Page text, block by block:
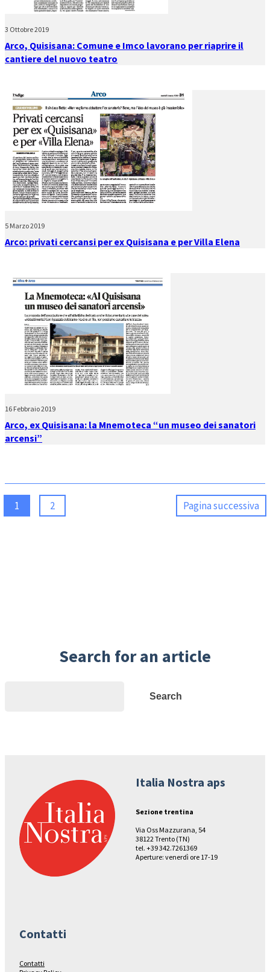
3 Ottobre 2019
Arco, Quisisana: Comune e Imco lavorano per riaprire il
cantiere del nuovo teatro
5 Marzo 2019
Arco: privati cercansi per ex Quisisana e per Villa Elena
16 Febbraio 2019
Arco, ex Quisisana: la Mnemoteca “un museo dei sanatori
arcensi”
1 2 Pagina successiva
Search for an article
Search
Italia Nostra aps
Sezione trentina
Via Oss Mazzurana, 54
38122 Trento (TN)
tel. +39 342.7261369
Aperture: venerdì ore 17-19
Contatti
Contatti